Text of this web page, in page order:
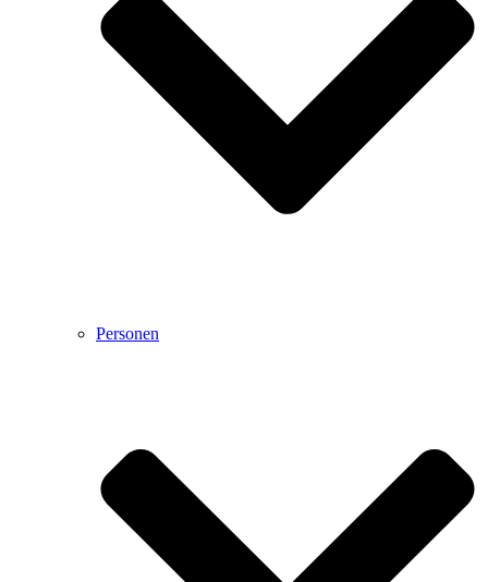
Personen